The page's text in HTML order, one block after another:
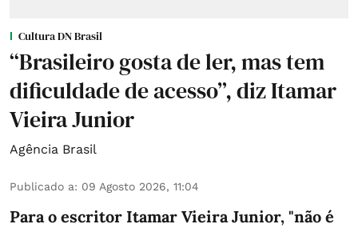
Cultura DN Brasil
“Brasileiro gosta de ler, mas tem
dificuldade de acesso”, diz Itamar
Vieira Junior
Agência Brasil
Publicado a: 09 Agosto 2026, 11:04
Para o escritor Itamar Vieira Junior, "não é